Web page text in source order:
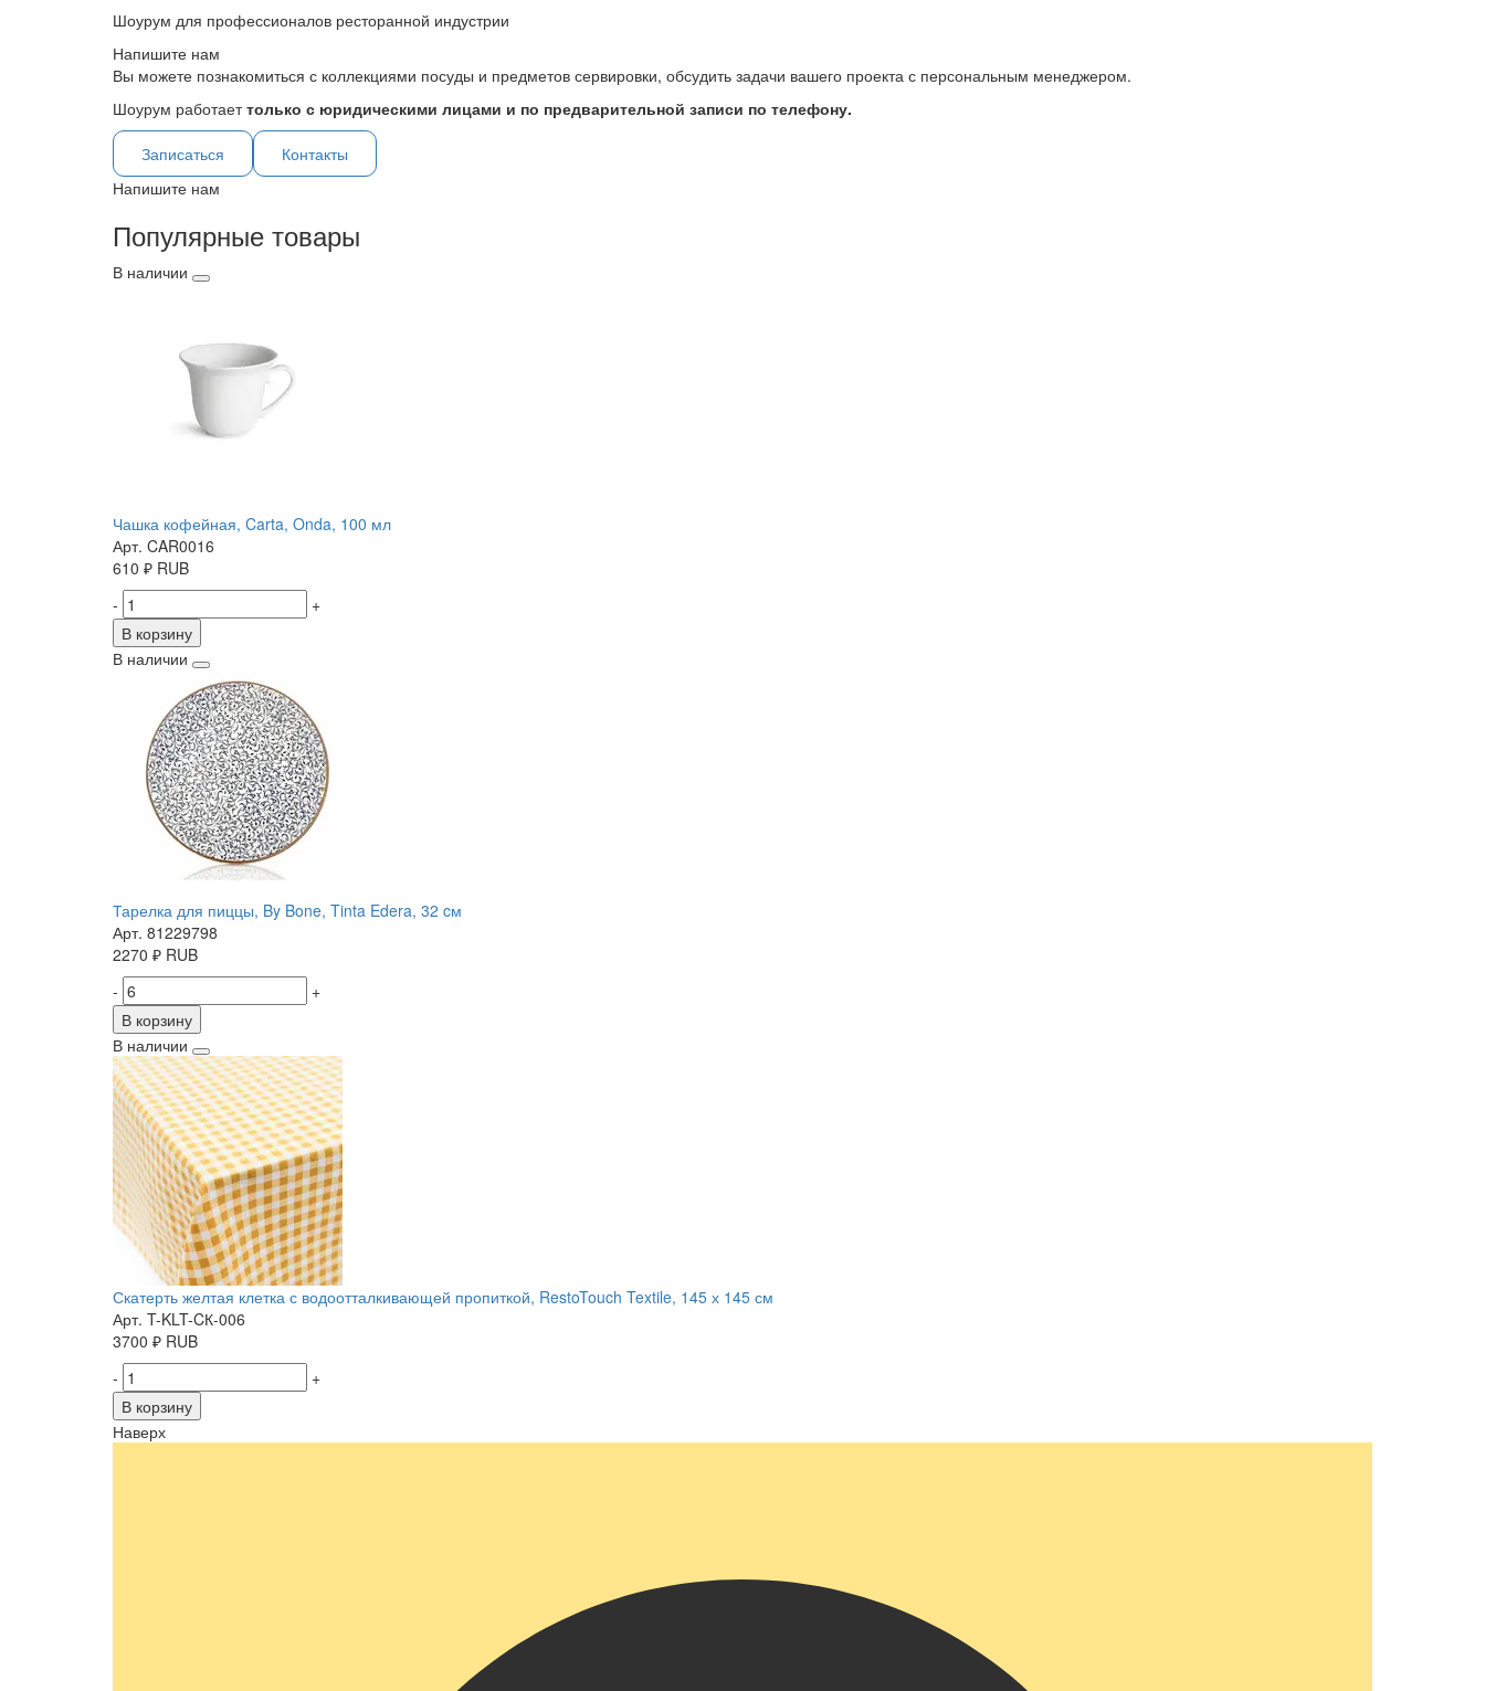
Шоурум для профессионалов ресторанной индустрии
Напишите нам
Вы можете познакомиться с коллекциями посуды и предметов сервировки, обсудить задачи вашего проекта с персональным менеджером.
Шоурум работаеттолько с юридическими лицами и по предварительной записи по телефону.
Записаться
Контакты
Напишите нам
Популярные товары
В наличии
Чашка кофейная, Carta, Onda, 100 мл
Арт. CAR0016
610 ₽ RUB
-
+
В корзину
В наличии
Тарелка для пиццы, By Bone, Tinta Edera, 32 cм
Арт. 81229798
2270 ₽ RUB
-
+
В корзину
В наличии
Скатерть желтая клетка с водоотталкивающей пропиткой, RestoTouch Textile, 145 х 145 см
Арт. T-KLT-CК-006
3700 ₽ RUB
-
+
В корзину
Наверх